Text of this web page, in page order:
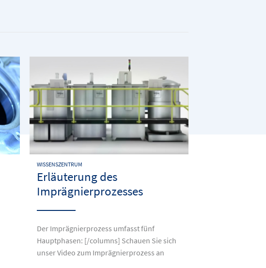
WISSENSZENTRUM
Erläuterung des
Imprägnierprozesses
Der Imprägnierprozess umfasst fünf
Hauptphasen: [/columns] Schauen Sie sich
unser Video zum Imprägnierprozess an